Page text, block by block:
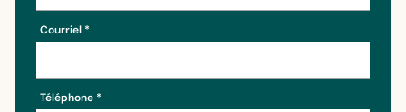
Courriel
Téléphone